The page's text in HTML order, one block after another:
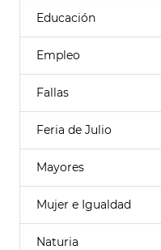
Educación
Empleo
Fallas
Feria de Julio
Mayores
Mujer e Igualdad
Naturia